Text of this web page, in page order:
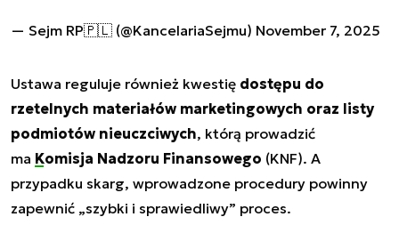
— Sejm RP🇵🇱 (@KancelariaSejmu) November 7, 2025
Ustawa reguluje również kwestię dostępu do
rzetelnych materiałów marketingowych oraz listy
podmiotów nieuczciwych, którą prowadzić
ma Komisja Nadzoru Finansowego (KNF). A
przypadku skarg, wprowadzone procedury powinny
zapewnić „szybki i sprawiedliwy” proces.